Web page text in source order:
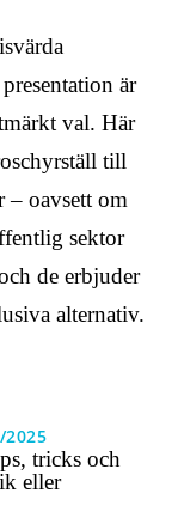
är
val. Här
till
– oavsett om
sektor
de erbjuder
alternativ.
2025
tricks och
eller